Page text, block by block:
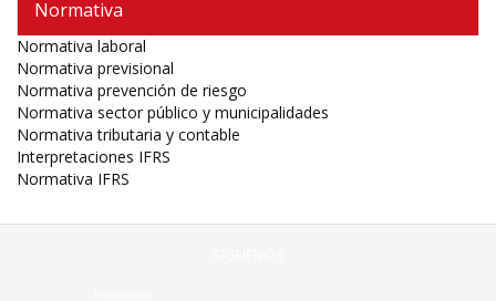
Normativa
Normativa laboral
Normativa previsional
Normativa prevención de riesgo
Normativa sector público y municipalidades
Normativa tributaria y contable
Interpretaciones IFRS
Normativa IFRS